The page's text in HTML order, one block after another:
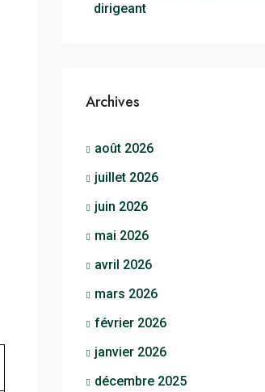
dirigeant
Archives
août 2026
juillet 2026
juin 2026
mai 2026
avril 2026
mars 2026
février 2026
janvier 2026
décembre 2025